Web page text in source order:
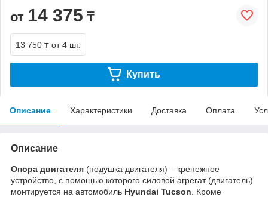
от 14 375 ₸
13 750 ₸ от 4 шт.
Купить
Описание Характеристики Доставка Оплата
Описание
Опора двигателя (подушка двигателя) – крепежное
устройство, с помощью которого силовой агрегат (двигатель)
монтируется на автомобиль Hyundai Tucson . Кроме